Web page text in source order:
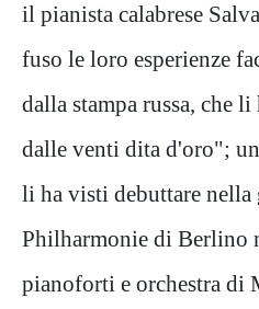
il pianista calabrese
fuso le loro esperienze
dalla stampa russa, che
dalle venti dita d'oro";
li ha visti debuttare nella
Philharmonie di Berlino
pianoforti e orchestra di